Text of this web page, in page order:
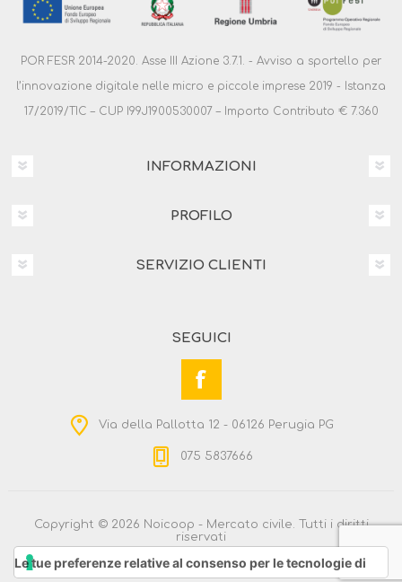
POR FESR 2014-2020. Asse III Azione 3.7.1. - Avviso a sportello per
l’innovazione digitale nelle micro e piccole imprese 2019 - Istanza
17/2019/TIC – CUP I99J1900530007 – Importo Contributo € 7.360
INFORMAZIONI
PROFILO
SERVIZIO CLIENTI
SEGUICI
Via della Pallotta 12 - 06126 Perugia PG
075 5837666
Copyright © 2026 Noicoop - Mercato civile. Tutti i diritti
riservati
Le tue preferenze relative al consenso per le tecnologie di